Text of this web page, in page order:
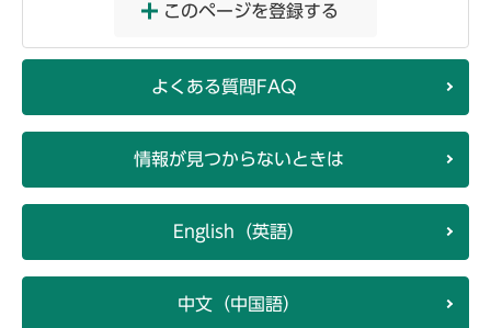
このページを登録する
よくある質問FAQ
情報が見つからないときは
English（英語）
中文（中国語）